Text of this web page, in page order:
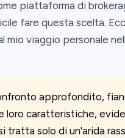
piattaforma di
fare questa scelta.
viaggio personale
approfondito,
loro caratteristiche,
tratta solo di un'arida